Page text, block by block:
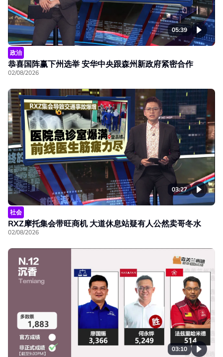
05:39
政治
恭喜国阵赢下州选举 安华中央跟森州新政府紧密合作
02/08/2026
03:27
社会
RXZ摩托集会带旺商机 大道休息站疑有人公然卖哥冬水
02/08/2026
03:10